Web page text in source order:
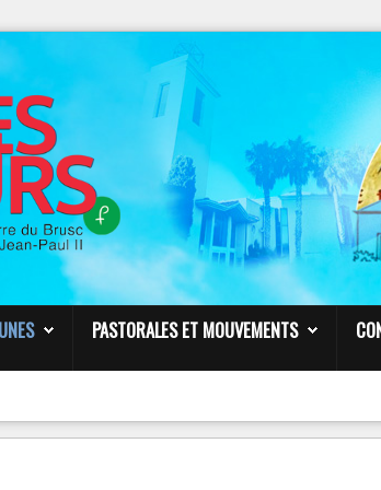
Paroisse Sainte
VENDREDI
CONF
RENCE
PAR LE P.
Liens
PASTORALES ET MOUVEMENTS